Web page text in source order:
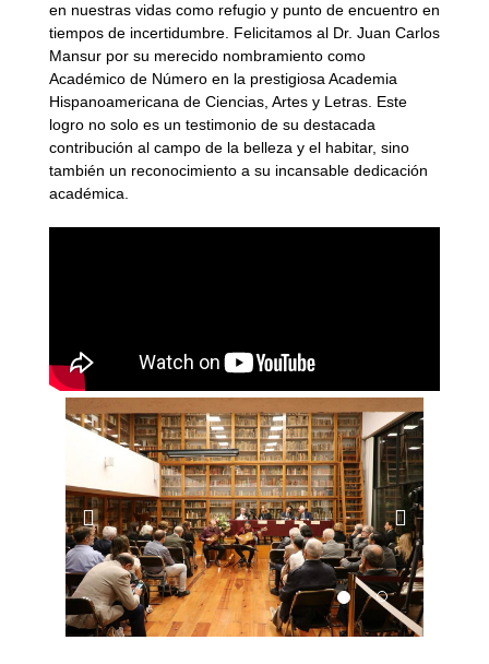
en nuestras vidas como refugio y punto de encuentro en
tiempos de incertidumbre. Felicitamos al Dr. Juan Carlos
Mansur por su merecido nombramiento como
Académico de Número en la prestigiosa Academia
Hispanoamericana de Ciencias, Artes y Letras. Este
logro no solo es un testimonio de su destacada
contribución al campo de la belleza y el habitar, sino
también un reconocimiento a su incansable dedicación
académica.